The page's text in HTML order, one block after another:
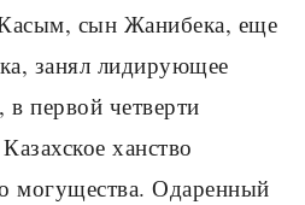
сын Жанибека, еще
занял лидирующее
первой четверти
ханство
могущества. Одаренный